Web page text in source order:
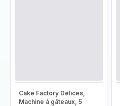
Cake Factory Délices,
Machine à gâteaux, 5